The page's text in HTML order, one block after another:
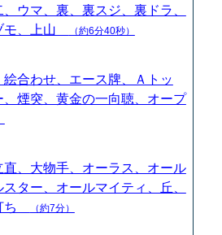
ウマ、裏、裏スジ、裏ドラ、
モ、上山
（約6分40秒）
絵合わせ、エース牌、Ａトッ
煙突、黄金の一向聴、オープ
直、大物手、オーラス、オール
ター、オールマイティ、丘、
ち
（約7分）